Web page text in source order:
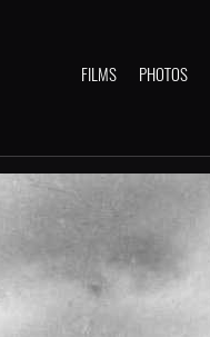
FILMS PHOTOS